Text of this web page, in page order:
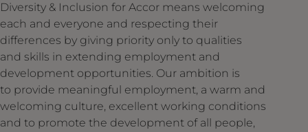
Diversity & Inclusion for Accor means welcoming
each and everyone and respecting their
differences by giving priority only to qualities
and skills in extending employment and
development opportunities. Our ambition is
to provide meaningful employment, a warm and
welcoming culture, excellent working conditions
and to promote the development of all people,